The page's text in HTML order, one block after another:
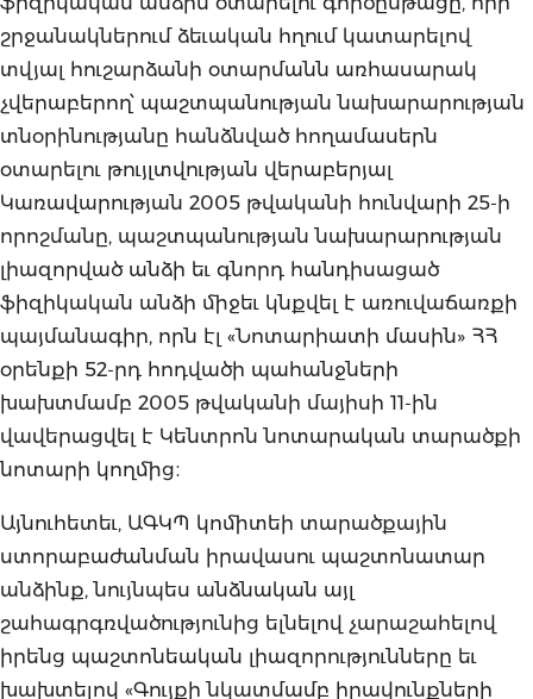
շրջանակներում ձեւական հղում կատարելով
տվյալ հուշարձանի օտարմանն առհասարակ
չվերաբերող՝ պաշտպանության նախարարության
տնօրինությանը հանձնված հողամասերն
օտարելու թույլտվության վերաբերյալ
Կառավարության 2005 թվականի հունվարի 25-ի
որոշմանը, պաշտպանության նախարարության
լիազորված անձի եւ գնորդ հանդիսացած
ֆիզիկական անձի միջեւ կնքվել է առուվաճառքի
պայմանագիր, որն էլ «Նոտարիատի մասին» ՀՀ
օրենքի 52-րդ հոդվածի պահանջների
խախտմամբ 2005 թվականի մայիսի 11-ին
վավերացվել է Կենտրոն նոտարական տարածքի
նոտարի կողմից։
Այնուհետեւ, ԱԳԿՊ կոմիտեի տարածքային
ստորաբաժանման իրավասու պաշտոնատար
անձինք, նույնպես անձնական այլ
շահագրգռվածությունից ելնելով չարաշահելով
իրենց պաշտոնեական լիազորությունները եւ
խախտելով «Գույքի նկատմամբ իրավունքների